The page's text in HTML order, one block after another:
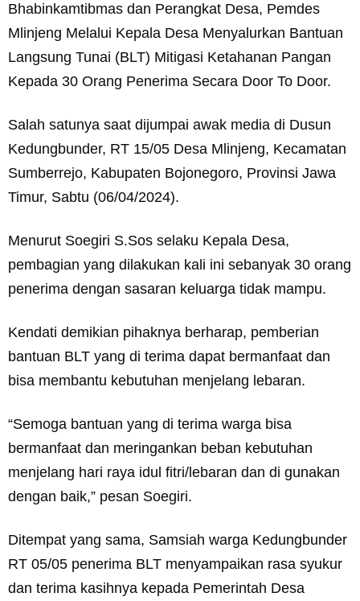
Bhabinkamtibmas dan Perangkat Desa, Pemdes
Mlinjeng Melalui Kepala Desa Menyalurkan Bantuan
Langsung Tunai (BLT) Mitigasi Ketahanan Pangan
Kepada 30 Orang Penerima Secara Door To Door.
Salah satunya saat dijumpai awak media di Dusun
Kedungbunder, RT 15/05 Desa Mlinjeng, Kecamatan
Sumberrejo, Kabupaten Bojonegoro, Provinsi Jawa
Timur, Sabtu (06/04/2024).
Menurut Soegiri S.Sos selaku Kepala Desa,
pembagian yang dilakukan kali ini sebanyak 30 orang
penerima dengan sasaran keluarga tidak mampu.
Kendati demikian pihaknya berharap, pemberian
bantuan BLT yang di terima dapat bermanfaat dan
bisa membantu kebutuhan menjelang lebaran.
“Semoga bantuan yang di terima warga bisa
bermanfaat dan meringankan beban kebutuhan
menjelang hari raya idul fitri/lebaran dan di gunakan
dengan baik,” pesan Soegiri.
Ditempat yang sama, Samsiah warga Kedungbunder
RT 05/05 penerima BLT menyampaikan rasa syukur
dan terima kasihnya kepada Pemerintah Desa